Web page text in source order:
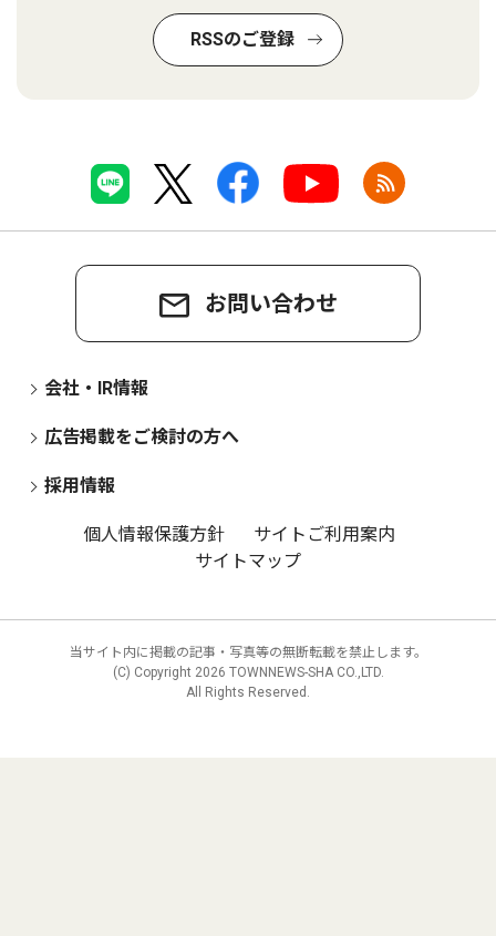
RSSのご登録
お問い合わせ
会社・IR情報
広告掲載をご検討の方へ
採用情報
個人情報保護方針
サイトご利用案内
サイトマップ
当サイト内に掲載の記事・写真等の無断転載を禁止します。
(C) Copyright 2026 TOWNNEWS-SHA CO.,LTD.
All Rights Reserved.